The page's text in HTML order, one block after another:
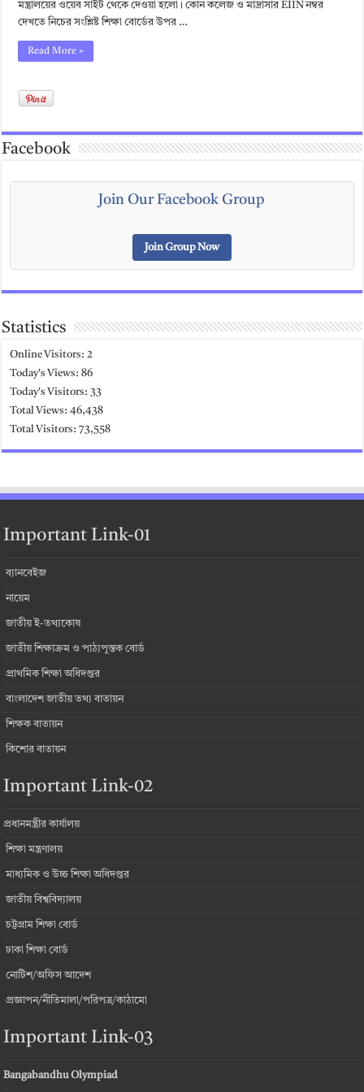
মন্ত্রালয়ের ওয়েব সাইট থেকে দেওয়া হলো। কোন কলেজ ও মাদ্রাসার EIIN নম্বর
দেখতে নিচের সংশ্লিষ্ট শিক্ষা বোর্ডের উপর …
Read More »
Facebook
Join Our Facebook Group
Join Group Now
Statistics
Online Visitors:2
Today's Views:86
Today's Visitors: 33
Total Views:46,438
Total Visitors:73,558
Important Link-01
ব্যানবেইজ
নায়েম
জাতীয় ই-তথ্যকোষ
জাতীয় শিক্ষাক্রম ও পাঠ্যপুস্তক বোর্ড
প্রাথমিক শিক্ষা অধিদপ্তর
বাংলাদেশ জাতীয় তথ্য বাতায়ন
শিক্ষক বাতায়ন
কিশোর বাতায়ন
Important Link-02
প্রধানমন্ত্রীর কার্যালয়
শিক্ষা মন্ত্রণালয়
মাধ্যমিক ও উচ্চ শিক্ষা অধিদপ্তর
জাতীয় বিশ্ববিদ্যালয়
চট্টগ্রাম শিক্ষা বোর্ড
ঢাকা শিক্ষা বোর্ড
নোটিশ/অফিস আদেশ
প্রজ্ঞাপন/নীতিমালা/পরিপত্র/কাঠামো
Important Link-03
Bangabandhu Olympiad